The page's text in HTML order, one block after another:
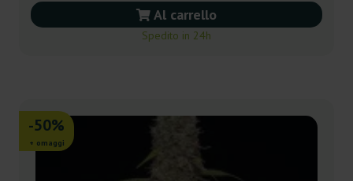
Al carrello
Spedito in 24h
-50%
+ omaggi